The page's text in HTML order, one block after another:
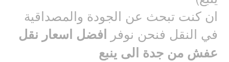
ان كنت تبحث عن الجودة والمصداقية
في النقل فنحن نوفرافضل اسعار نقل
عفش من جدة الى ينبع